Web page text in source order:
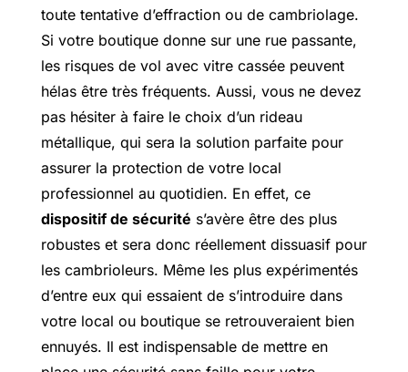
toute tentative d’effraction ou de cambriolage.
Si votre boutique donne sur une rue passante,
les risques de vol avec vitre cassée peuvent
hélas être très fréquents. Aussi, vous ne devez
pas hésiter à faire le choix d’un rideau
métallique, qui sera la solution parfaite pour
assurer la protection de votre local
professionnel au quotidien. En effet, ce
dispositif de sécurité s’avère être des plus
robustes et sera donc réellement dissuasif pour
les cambrioleurs. Même les plus expérimentés
d’entre eux qui essaient de s’introduire dans
votre local ou boutique se retrouveraient bien
ennuyés. Il est indispensable de mettre en